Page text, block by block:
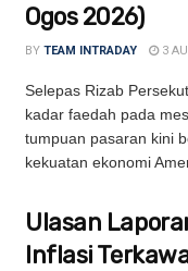
Ogos 2026)
BY TEAM INTRADAY 3
Selepas Rizab
kadar faedah pada
tumpuan pasaran kini
kekuatan ekonomi
Ulasan
Inflasi